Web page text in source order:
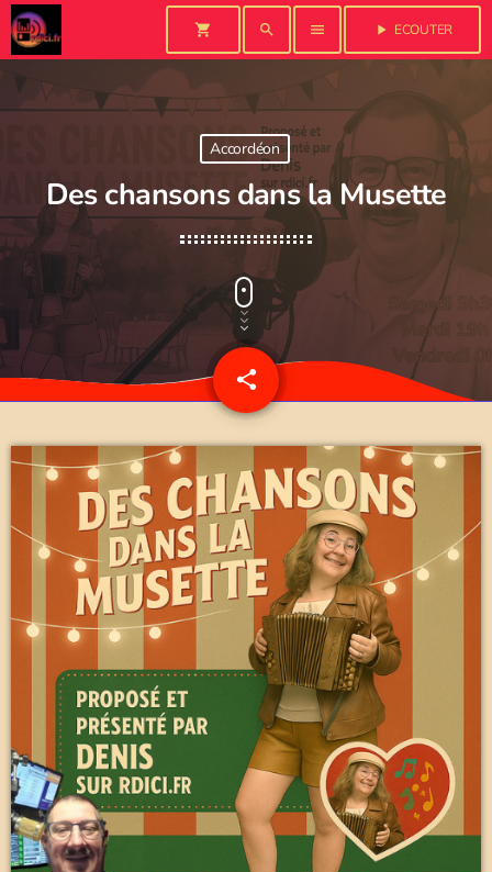
shopping_cart search menu play_arrow ECOUTER
Accordéon
Des chansons dans la Musette
share
email